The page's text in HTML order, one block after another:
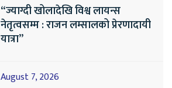
“ज्याग्दी खोलादेखि विश्व लायन्स
नेतृत्वसम्म : राजन लम्सालको प्रेरणादायी
यात्रा”
August 7, 2026